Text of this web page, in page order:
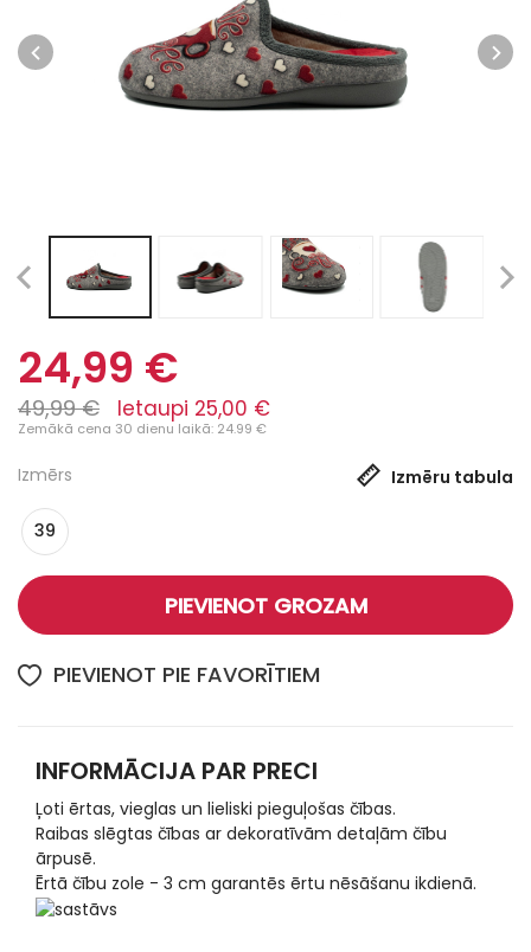
24,99 €
49,99 € Ietaupi 25,00 €
Zemākā cena 30 dienu laikā: 24.99 €
Izmērs Izmēru tabula
39
PIEVIENOT GROZAM
PIEVIENOT PIE FAVORĪTIEM
INFORMĀCIJA PAR PRECI
Ļoti ērtas, vieglas un lieliski pieguļošas čības.
Raibas slēgtas čības ar dekoratīvām detaļām čību
ārpusē.
Ērtā čību zole - 3 cm garantēs ērtu nēsāšanu ikdienā.